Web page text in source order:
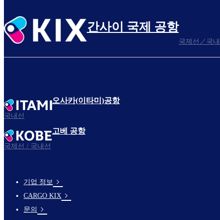
간사이 국제 공항
국제선／국
오사카(이타미)공항
국내선
고베 공항
국제선 / 국내선
footer-
links-
기업 정보
CARGO KIX
문의